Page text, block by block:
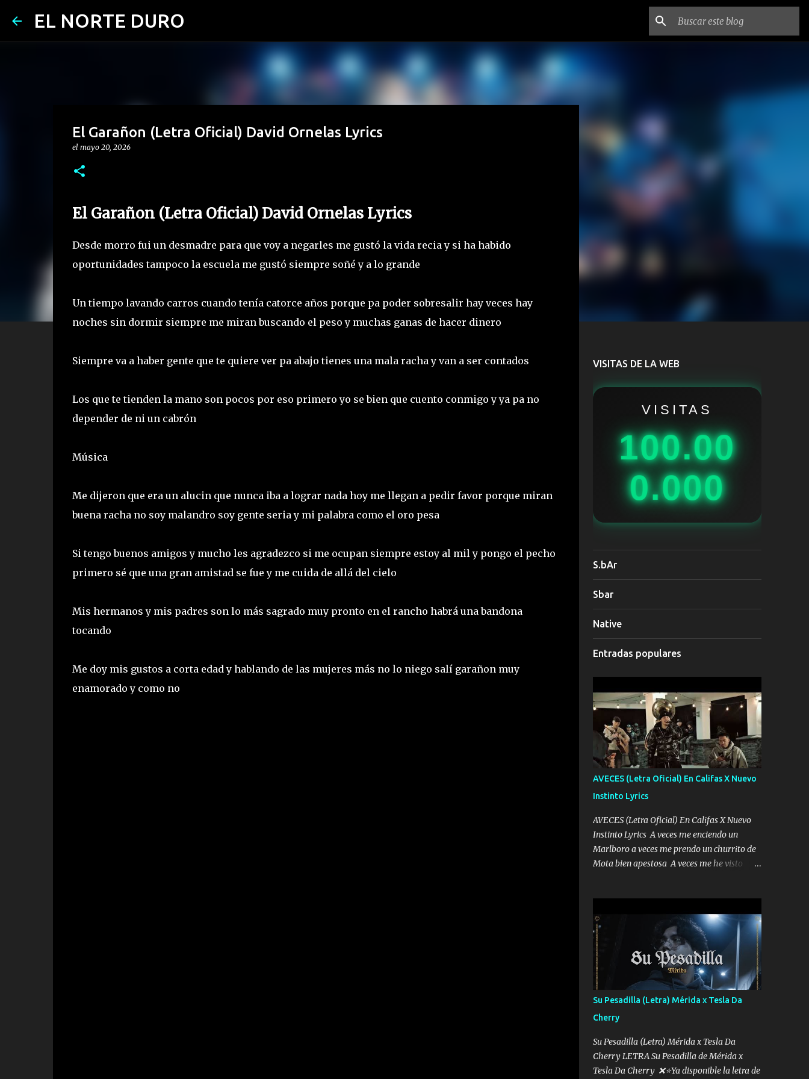
EL NORTE DURO
El Garañon (Letra Oficial) David Ornelas Lyrics
el mayo 20, 2026
El Garañon (Letra Oficial) David Ornelas Lyrics
Desde morro fui un desmadre para que voy a negarles me gustó la vida recia y si ha habido
oportunidades tampoco la escuela me gustó siempre soñé y a lo grande
Un tiempo lavando carros cuando tenía catorce años porque pa poder sobresalir hay veces hay
noches sin dormir siempre me miran buscando el peso y muchas ganas de hacer dinero
Siempre va a haber gente que te quiere ver pa abajo tienes una mala racha y van a ser contados
Los que te tienden la mano son pocos por eso primero yo se bien que cuento conmigo y ya pa no
depender de ni un cabrón
Música
Me dijeron que era un alucin que nunca iba a lograr nada hoy me llegan a pedir favor porque miran
buena racha no soy malandro soy gente seria y mi palabra como el oro pesa
Si tengo buenos amigos y mucho les agradezco si me ocupan siempre estoy al mil y pongo el pecho
primero sé que una gran amistad se fue y me cuida de allá del cielo
Mis hermanos y mis padres son lo más sagrado muy pronto en el rancho habrá una bandona
tocando
Me doy mis gustos a corta edad y hablando de las mujeres más no lo niego salí garañon muy
enamorado y como no
VISITAS DE LA WEB
VISITAS
100.00
0.000
S.bAr
Sbar
Native
Entradas populares
AVECES (Letra Oficial) En Califas X Nuevo
Instinto Lyrics
AVECES (Letra Oficial) En Califas X Nuevo
Instinto Lyrics A veces me enciendo un
Marlboro a veces me prendo un churrito de
Mota bien apestosa A veces me he visto
me mandó yo tengo el control a todos yo les
paro el dedo soy hocicon un malcriado un
malandrón Que Les importa no saben nada
falsas las risas las que me miran hay gente
corriente no quieren verte subir de level
trucha mis plebes Música A veces me pongo
un sombrero a veces me ven la cachucha de
lado con la mirada siempre en alto A veces
me fajó una super o a veces me fajó una
Glock siempre armado todas las
generaciones yo traigo El chiste es que hago
Su Pesadilla (Letra) Mérida x Tesla Da
Cherry
Su Pesadilla (Letra) Mérida x Tesla Da
Cherry LETRA Su Pesadilla de Mérida x
Tesla Da Cherry ❌⭐Ya disponible la letra de